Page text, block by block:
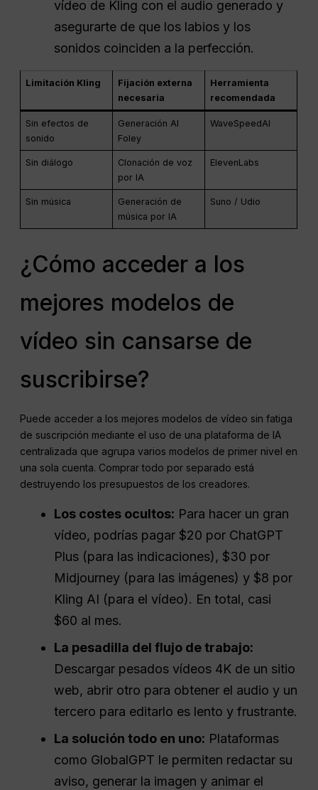
vídeo de Kling con el audio generado y
asegurarte de que los labios y los
sonidos coinciden a la perfección.
Limitación Kling
Fijación externa
necesaria
Herramienta
recomendada
Sin efectos de
sonido
Generación AI
Foley
WaveSpeedAI
Sin diálogo
Clonación de voz
por IA
ElevenLabs
Sin música
Generación de
música por IA
Suno / Udio
¿Cómo acceder a los
mejores modelos de
vídeo sin cansarse de
suscribirse?
Puede acceder a los mejores modelos de vídeo sin fatiga
de suscripción mediante el uso de una plataforma de IA
centralizada que agrupa varios modelos de primer nivel en
una sola cuenta. Comprar todo por separado está
destruyendo los presupuestos de los creadores.
Los costes ocultos: Para hacer un gran
vídeo, podrías pagar $20 por ChatGPT
Plus (para las indicaciones), $30 por
Midjourney (para las imágenes) y $8 por
Kling AI (para el vídeo). En total, casi
$60 al mes.
La pesadilla del flujo de trabajo:
Descargar pesados vídeos 4K de un sitio
web, abrir otro para obtener el audio y un
tercero para editarlo es lento y frustrante.
La solución todo en uno: Plataformas
como GlobalGPT le permiten redactar su
aviso, generar la imagen y animar el